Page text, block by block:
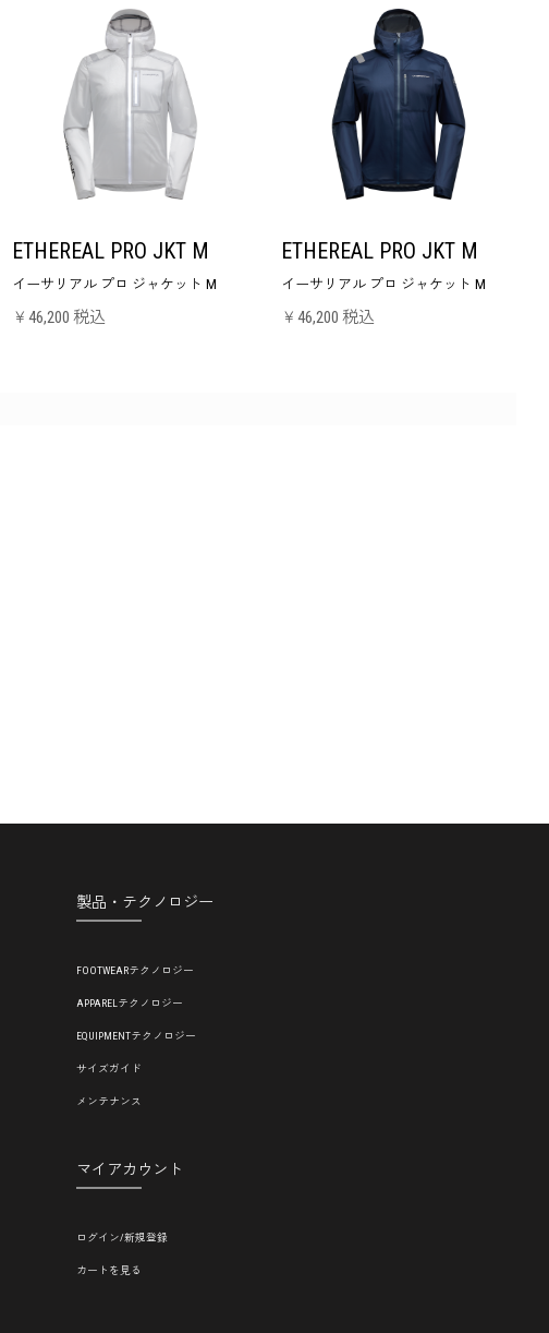
ETHEREAL PRO JKT M
イーサリアル プロ ジャケット M
￥46,200 税込
ETHEREAL PRO JKT M
イーサリアル プロ ジャケット M
￥46,200 税込
製品・テクノロジー
FOOTWEARテクノロジー
APPARELテクノロジー
EQUIPMENTテクノロジー
サイズガイド
メンテナンス
マイアカウント
ログイン/新規登録
カートを見る